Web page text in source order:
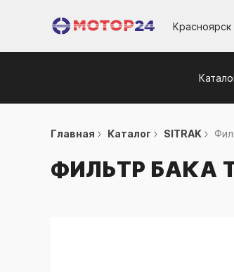
Красноярск
Главная Каталог SITRAK
ФИЛЬТР БАКА